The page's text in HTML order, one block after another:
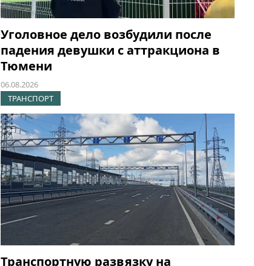
Уголовное дело возбудили после
падения девушки с аттракциона в
Тюмени
06.08.2026
ТРАНСПОРТ
Транспортную развязку на